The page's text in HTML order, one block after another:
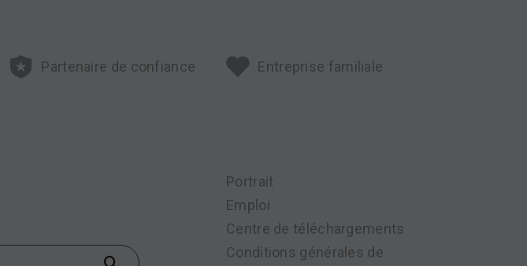
Partenaire de confiance Entreprise familiale
Portrait
Emploi
Centre de téléchargements
Conditions générales de